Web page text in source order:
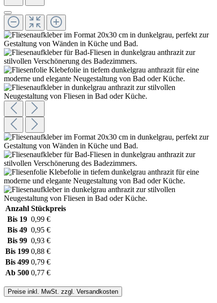
Anzahl Stückpreis
Bis 19 0,99 €
Bis 49 0,95 €
Bis 99 0,93 €
Bis 199 0,88 €
Bis 499 0,79 €
Ab 500 0,77 €
Preise inkl. MwSt. zzgl. Versandkosten